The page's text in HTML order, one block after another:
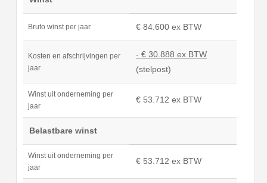
Bruto winst per jaar € 84.600 ex BTW
Kosten en afschrijvingen per
jaar
- € 30.888 ex BTW
(stelpost)
Winst uit onderneming per
jaar
€ 53.712 ex BTW
Belastbare winst
Winst uit onderneming per
jaar
€ 53.712 ex BTW